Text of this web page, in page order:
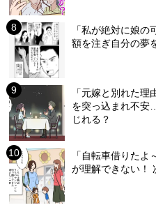
「私が絶対に娘
額を注ぎ自分の夢
「元嫁と別れた
を突っ込まれ不安
じれる？
「自転車借りた
が理解できない！